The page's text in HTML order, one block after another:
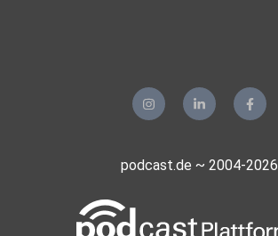
podcast.de ~ 2004-2026